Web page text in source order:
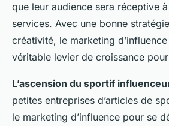
que leur audience sera réceptive
services. Avec une bonne
créativité, le marketing
véritable levier de croissance
L’ascension du sportif
petites entreprises d’articles de
le marketing d’influence pour se